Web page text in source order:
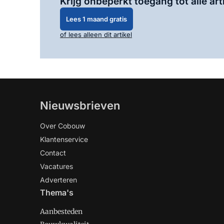
Lees 1 maand gratis
of lees alleen dit artikel
Nieuwsbrieven
Over Cobouw
Klantenservice
Contact
Vacatures
Adverteren
Thema's
Aanbesteden